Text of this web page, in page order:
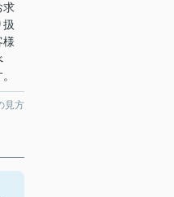
求
扱
様
見方